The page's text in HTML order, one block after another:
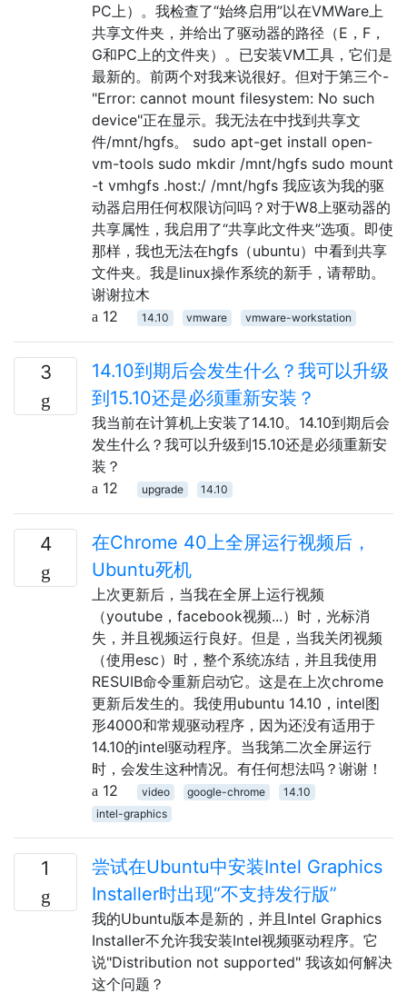
PC上）。我检查了“始终启用”以在VMWare上
共享文件夹，并给出了驱动器的路径（E，F，
G和PC上的文件夹）。已安装VM工具，它们是
最新的。前两个对我来说很好。但对于第三个-
"Error: cannot mount filesystem: No such
device"正在显示。我无法在中找到共享文
件/mnt/hgfs。 sudo apt-get install open-
vm-tools sudo mkdir /mnt/hgfs sudo mount
-t vmhgfs .host:/ /mnt/hgfs 我应该为我的驱
动器启用任何权限访问吗？对于W8上驱动器的
共享属性，我启用了“共享此文件夹”选项。即使
那样，我也无法在hgfs（ubuntu）中看到共享
文件夹。我是linux操作系统的新手，请帮助。
谢谢拉木
12
14.10 vmware vmware-workstation
3
14.10到期后会发生什么？我可以升级
到15.10还是必须重新安装？
我当前在计算机上安装了14.10。14.10到期后会
发生什么？我可以升级到15.10还是必须重新安
装？
12
upgrade 14.10
4
在Chrome 40上全屏运行视频后，
Ubuntu死机
上次更新后，当我在全屏上运行视频
（youtube，facebook视频...）时，光标消
失，并且视频运行良好。但是，当我关闭视频
（使用esc）时，整个系统冻结，并且我使用
RESUIB命令重新启动它。这是在上次chrome
更新后发生的。我使用ubuntu 14.10，intel图
形4000和常规驱动程序，因为还没有适用于
14.10的intel驱动程序。当我第二次全屏运行
时，会发生这种情况。有任何想法吗？谢谢！
12
video google-chrome
14.10
intel-graphics
1
尝试在Ubuntu中安装Intel Graphics
Installer时出现“不支持发行版”
我的Ubuntu版本是新的，并且Intel Graphics
Installer不允许我安装Intel视频驱动程序。它
说"Distribution not supported" 我该如何解决
这个问题？